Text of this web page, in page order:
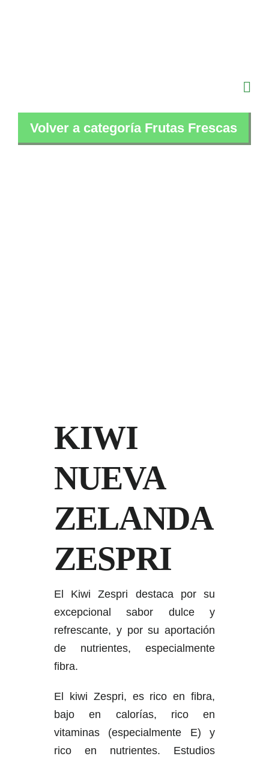
Volver a categoría Frutas Frescas
KIWI
NUEVA
ZELANDA
ZESPRI
El Kiwi Zespri destaca por su
excepcional sabor dulce y
refrescante, y por su aportación
de nutrientes, especialmente
fibra.
El kiwi Zespri, es rico en fibra,
bajo en calorías, rico en
vitaminas (especialmente E) y
rico en nutrientes. Estudios